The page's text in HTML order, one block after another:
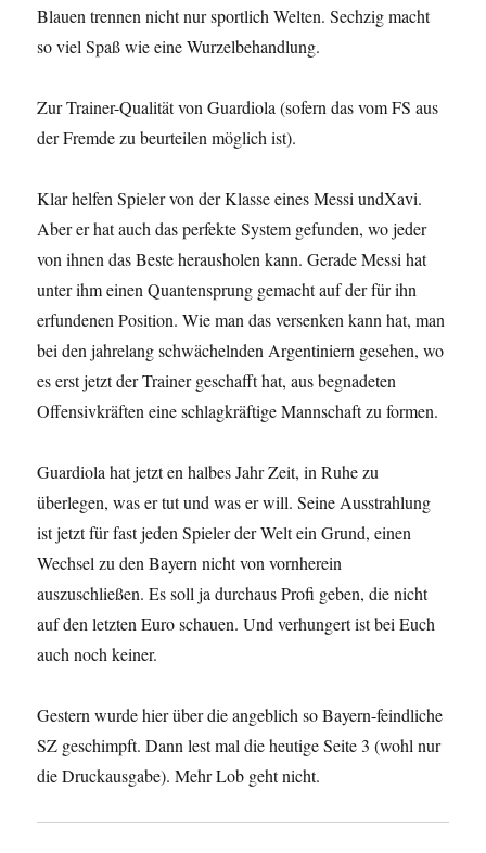
Blauen trennen nicht nur sportlich Welten. Sechzig macht
so viel Spaß wie eine Wurzelbehandlung.
Zur Trainer-Qualität von Guardiola (sofern das vom FS aus
der Fremde zu beurteilen möglich ist).
Klar helfen Spieler von der Klasse eines Messi undXavi.
Aber er hat auch das perfekte System gefunden, wo jeder
von ihnen das Beste herausholen kann. Gerade Messi hat
unter ihm einen Quantensprung gemacht auf der für ihn
erfundenen Position. Wie man das versenken kann hat, man
bei den jahrelang schwächelnden Argentiniern gesehen, wo
es erst jetzt der Trainer geschafft hat, aus begnadeten
Offensivkräften eine schlagkräftige Mannschaft zu formen.
Guardiola hat jetzt en halbes Jahr Zeit, in Ruhe zu
überlegen, was er tut und was er will. Seine Ausstrahlung
ist jetzt für fast jeden Spieler der Welt ein Grund, einen
Wechsel zu den Bayern nicht von vornherein
auszuschließen. Es soll ja durchaus Profi geben, die nicht
auf den letzten Euro schauen. Und verhungert ist bei Euch
auch noch keiner.
Gestern wurde hier über die angeblich so Bayern-feindliche
SZ geschimpft. Dann lest mal die heutige Seite 3 (wohl nur
die Druckausgabe). Mehr Lob geht nicht.